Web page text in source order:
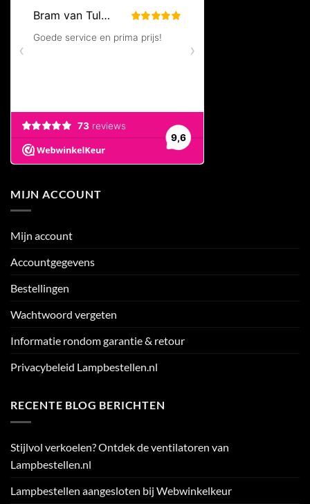
MIJN ACCOUNT
Mijn account
Accountgegevens
Bestellingen
Wachtwoord vergeten
Informatie rondom garantie & retour
Privacybeleid Lampbestellen.nl
RECENTE BLOG BERICHTEN
Stijlvol verkoelen? Ontdek de ventilatoren van
Lampbestellen.nl
Lampbestellen aangesloten bij Webwinkelkeur